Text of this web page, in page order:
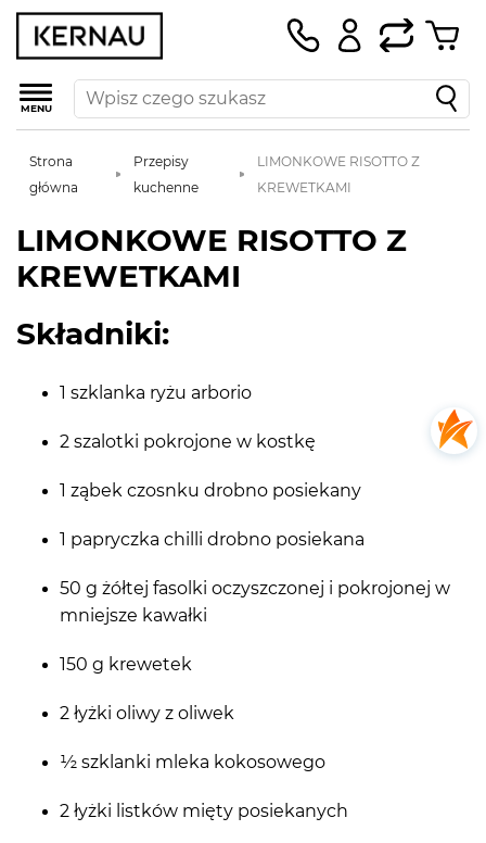
MENU
Strona
główna
Przepisy
kuchenne
LIMONKOWE RISOTTO Z
KREWETKAMI
LIMONKOWE RISOTTO Z
KREWETKAMI
Składniki:
1 szklanka ryżu arborio
2 szalotki pokrojone w kostkę
1 ząbek czosnku drobno posiekany
1 papryczka chilli drobno posiekana
50 g żółtej fasolki oczyszczonej i pokrojonej w
mniejsze kawałki
150 g krewetek
2 łyżki oliwy z oliwek
½ szklanki mleka kokosowego
2 łyżki listków mięty posiekanych